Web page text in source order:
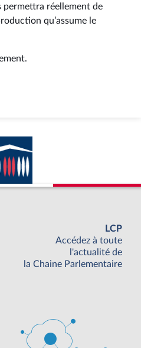
permettra réellement de
qu’assume le
LCP
Accédez à toute
l'actualité de
la Chaine Parlementaire